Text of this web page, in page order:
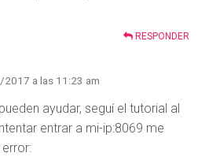
RESPONDER
2017 a las 11:23 am
ayudar, seguí el tutorial al
entrar a mi-ip:8069 me